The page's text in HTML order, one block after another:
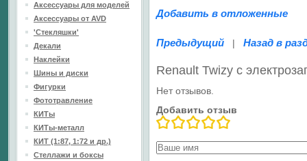
Добавить в отложенные
Предыдущий | Назад в
Renault Twizy с
Нет отзывов.
Добавить отзыв
Аксессуары для моделей
Аксессуары от AVD
'Стекляшки'
Декали
Наклейки
Шины и диски
Фигурки
Фототравление
КИТы
КИТы-металл
КИТ (1:87, 1:72 и др.)
Стеллажи и боксы